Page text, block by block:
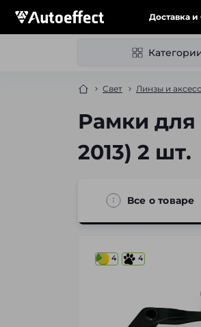
Доставка и
Свет Линзы и
Рамки для
2013) 2 шт.
Все о товаре
4 4